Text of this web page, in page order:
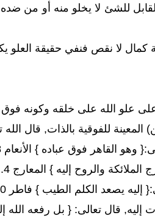
للشئ لا يخلو منه أو من
كمال لا نقص فنفي حقيقة العلو
علو الله على خلقه وكونه فوق
المعينة للفوقية بالذات, قال
وهو القاهر فوق عباده } الأنعام 18.
والروح إليه } المعارج 4.
إليه يصعد الكلم الطيب } فاطر 10.
بل رفعه الله إليه} النساء158, { إني متوفيك ورافعك